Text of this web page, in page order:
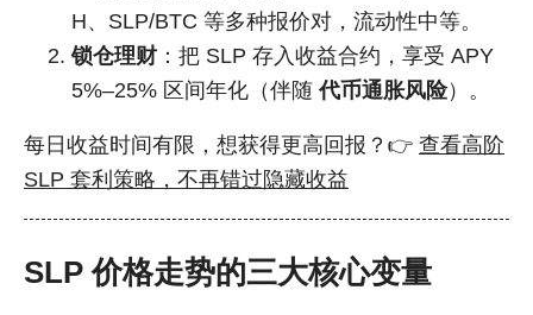
H、SLP/BTC 等多种报价对，流动性中等。
锁仓理财 ：把 SLP 存入收益合约，享受 APY
5%–25% 区间年化（伴随代币通胀风险）。
每日收益时间有限，想获得更高回报？👉 查看高阶
SLP 套利策略，不再错过隐藏收益
SLP 价格走势的三大核心变量